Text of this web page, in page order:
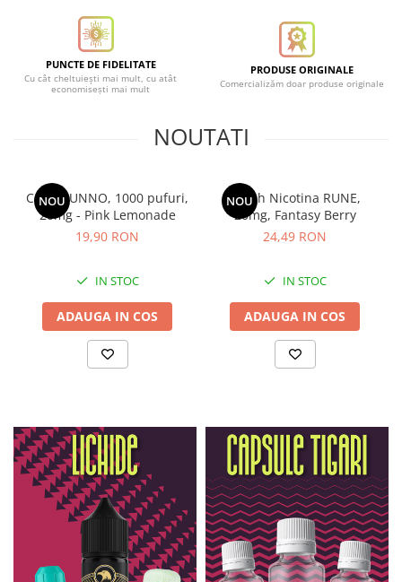
Cartuse Icewave E1
Kit-uri Icewave E1
VAAL Vapebar Pro
PUNCTE DE FIDELITATE
Cu cât cheltuiești mai mult, cu atât
economisești mai mult
PRODUSE ORIGINALE
Comercializăm doar produse originale
NOUTATI
NOU
Cartus UNNO, 1000 pufuri,
20mg - Pink Lemonade
19,90 RON
IN STOC
ADAUGA IN COS
NOU
Pouch Nicotina RUNE,
20mg, Fantasy Berry
24,49 RON
IN STOC
ADAUGA IN COS